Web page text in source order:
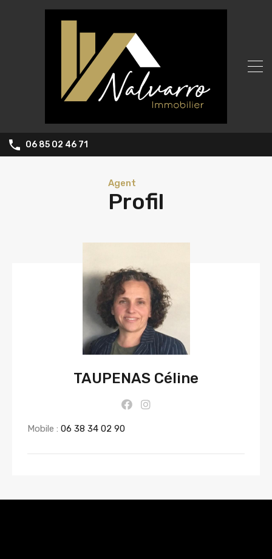
06 85 02 46 71
Agent
Profil
TAUPENAS Céline
Mobile : 06 38 34 02 90